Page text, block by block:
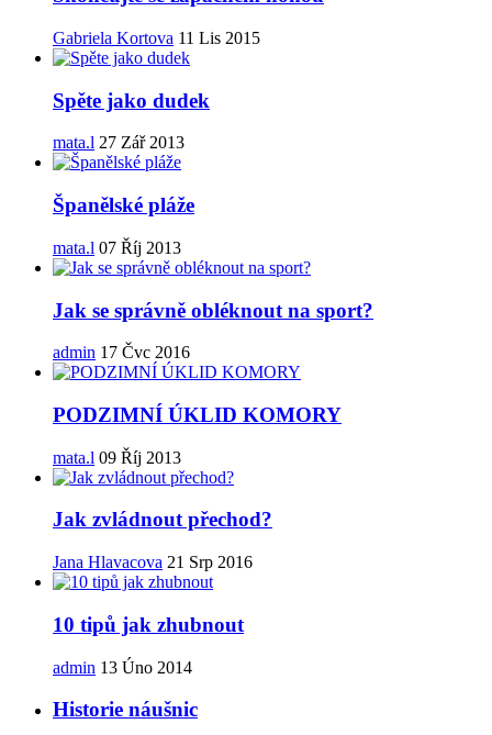
Gabriela Kortova 11 Lis 2015
Spěte jako dudek
mata.l 27 Zář 2013
Španělské pláže
mata.l 07 Říj 2013
Jak se správně obléknout na sport?
admin 17 Čvc 2016
PODZIMNÍ ÚKLID KOMORY
mata.l 09 Říj 2013
Jak zvládnout přechod?
Jana Hlavacova 21 Srp 2016
10 tipů jak zhubnout
admin 13 Úno 2014
Historie náušnic